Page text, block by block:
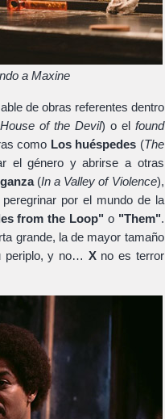
a Maxine
de obras referentes dentro
of the Devil) o el found
como Los huéspedes (The
el género y abrirse a otras
(In a Valley of Violence),
por el mundo de la
from the Loop" o "Them".
grande, la de mayor tamaño
periplo, y no… Xno es terror